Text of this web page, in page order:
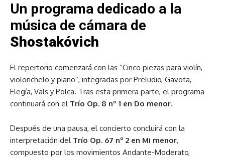
Un programa dedicado a la
música de cámara de
Shostakóvich
El repertorio comenzará con las “Cinco piezas para violín,
violonchelo y piano”, integradas por Preludio, Gavota,
Elegía, Vals y Polca. Tras esta primera parte, el programa
continuará con el Trío Op. 8 nº 1 en Do menor.
Después de una pausa, el concierto concluirá con la
interpretación del Trío Op. 67 nº 2 en Mi menor,
compuesto por los movimientos Andante-Moderato,